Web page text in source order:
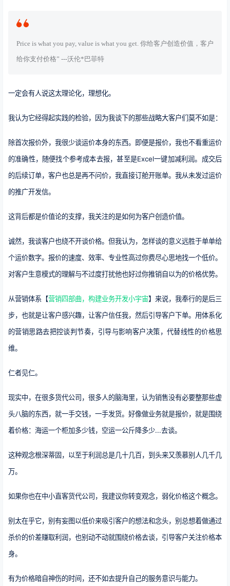
Price is what you pay, value is what you get. 你给客户创造价值，客户
给你支付价格” ---沃伦*巴菲特
一定会有人说这太理论化，理想化。
我认为它经得起实践的检验，因为我谈下的那些战略大客户们莫不如是：
除首次报价外，我很少谈运价本身的东西。即便是报价，我也不看重运价
的准确性，随便找个参考成本去报，甚至是Excel一键加减利润。成交后
的后续订单，客户也总是再不问价，我直接订舱开账单。我从未发过运价
的推广开发信。
这背后都是价值论的支撑，我关注的是如何为客户创造价值。
诚然，我谈客户也绕不开谈价格。但我认为，怎样谈的意义远胜于单单给
个运价数字。报价的速度、效率、专业性高过你费尽心思地找一个低价。
对客户生意模式的理解与不过度打扰他也好过你推销自以为的价格优势。
从营销体系【营销四部曲，构建业务开发小宇宙】来说，我奉行的是后三
步，也就是让客户感兴趣，让客户信任我，然后引导客户下单。用体系化
的营销思路去把控谈判节奏，引导与影响客户决策，代替线性的价格思
维。
仁者见仁。
现实中，在很多货代公司，很多人的脑海里，认为销售没有必要整那些虚
头八脑的东西，就一手交钱，一手发货。好像做业务就是报价，就是围绕
着价格：海运一个柜加多少钱，空运一公斤降多少...去谈。
这种观念根深蒂固，以至于利润总是几十几百，到头来又羡慕别人几千几
万。
如果你也在中小直客货代公司，我建议你转变观念，弱化价格这个概念。
别太在乎它，别有妄图以低价来吸引客户的想法和念头，别总想着做通过
杀价的价差赚取利润，也别动不动就围绕价格去谈，引导客户关注价格本
身。
有为价格暗自神伤的时间，还不如去提升自己的服务意识与能力。